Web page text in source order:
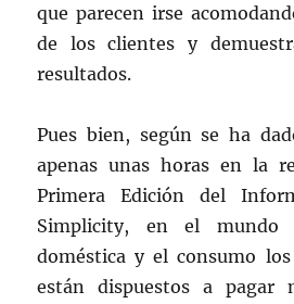
que parecen irse
de los clientes y
resultados.
Pues bien, según se ha
apenas unas horas en la
Primera Edición del
Simplicity, en el mundo
doméstica y el consumo
están dispuestos a pagar